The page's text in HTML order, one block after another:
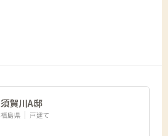
須賀川A邸
福島県 戸建て